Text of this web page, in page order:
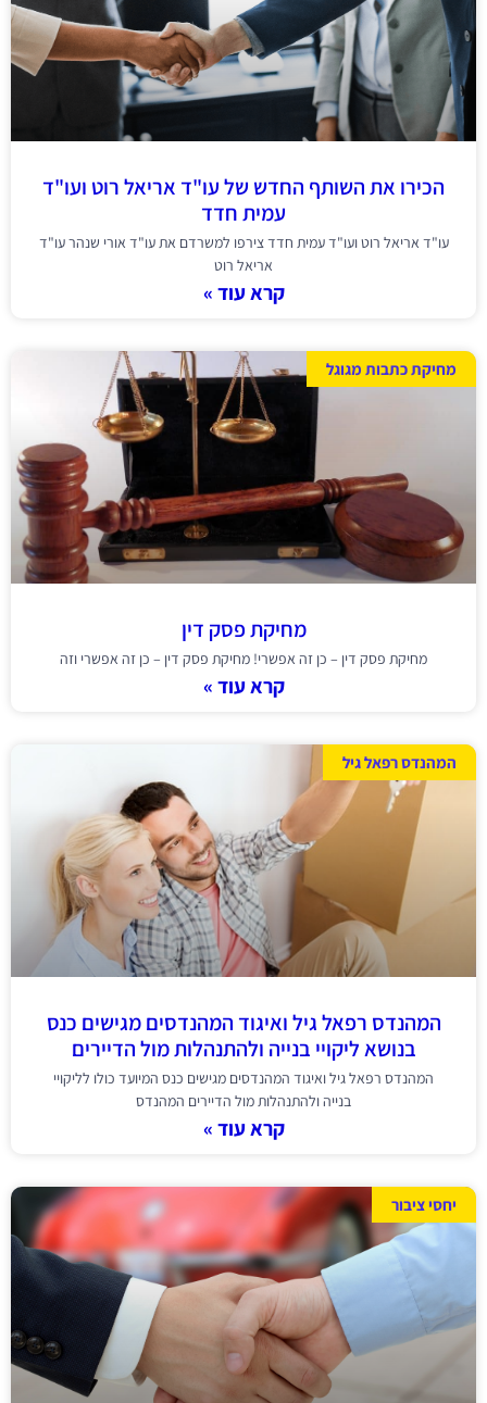
הכירו את השותף החדש של עו"ד אריאל רוט ועו"ד
עמית חדד
עו"ד אריאל רוט ועו"ד עמית חדד צירפו למשרדם את עו"ד אורי שנהר עו"ד
אריאל רוט
קרא עוד »
מחיקת כתבות מגוגל
מחיקת פסק דין
מחיקת פסק דין – כן זה אפשרי! מחיקת פסק דין – כן זה אפשרי וזה
קרא עוד »
המהנדס רפאל גיל
המהנדס רפאל גיל ואיגוד המהנדסים מגישים כנס
בנושא ליקויי בנייה ולהתנהלות מול הדיירים
המהנדס רפאל גיל ואיגוד המהנדסים מגישים כנס המיועד כולו לליקויי
בנייה ולהתנהלות מול הדיירים המהנדס
קרא עוד »
יחסי ציבור